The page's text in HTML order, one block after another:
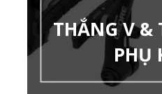
THẮNG V &
PHỤ